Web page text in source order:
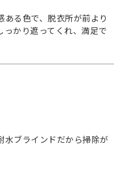
る色で、脱衣所が前より
っかり遮ってくれ、満足で
水ブラインドだから掃除が